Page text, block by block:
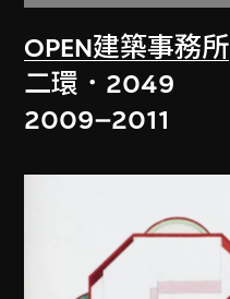
OPEN建築事務所
二環．2049
2009–2011